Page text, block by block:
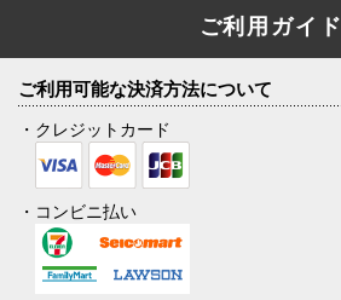
ご利用ガイド
ご利用可能な決済方法について
・クレジットカード
・コンビニ払い